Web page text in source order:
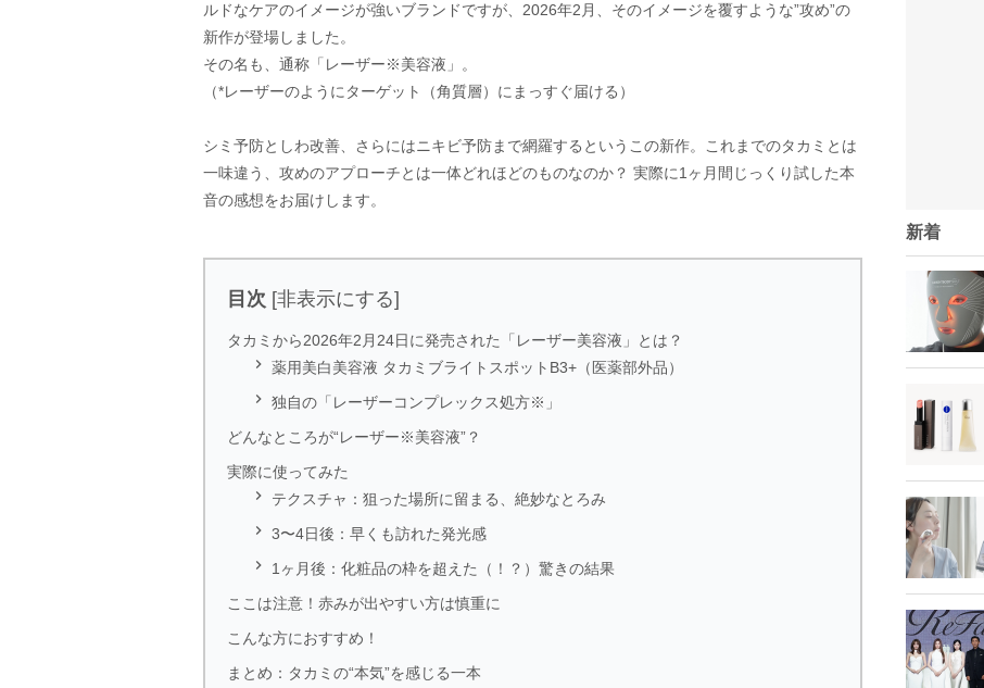
ルドなケアのイメージが強いブランドですが、2026年2月、そのイメージを覆すような”攻め”の
新作が登場しました。
その名も、通称「レーザー※美容液」。
（*レーザーのようにターゲット（角質層）にまっすぐ届ける）
シミ予防としわ改善、さらにはニキビ予防まで網羅するというこの新作。これまでのタカミとは
一味違う、攻めのアプローチとは一体どれほどのものなのか？ 実際に1ヶ月間じっくり試した本
音の感想をお届けします。
目次 [非表示にする]
タカミから2026年2月24日に発売された「レーザー美容液」とは？
 薬用美白美容液 タカミブライトスポットB3+（医薬部外品）
 独自の「レーザーコンプレックス処方※」
どんなところが“レーザー※美容液”？
実際に使ってみた

テクスチャ：狙った場所に留まる、絶妙なとろみ
 3〜4日後：早くも訪れた発光感

1ヶ月後：化粧品の枠を超えた（！？）驚きの結果
ここは注意！赤みが出やすい方は慎重に
こんな方におすすめ！
まとめ：タカミの“本気”を感じる一本
新着